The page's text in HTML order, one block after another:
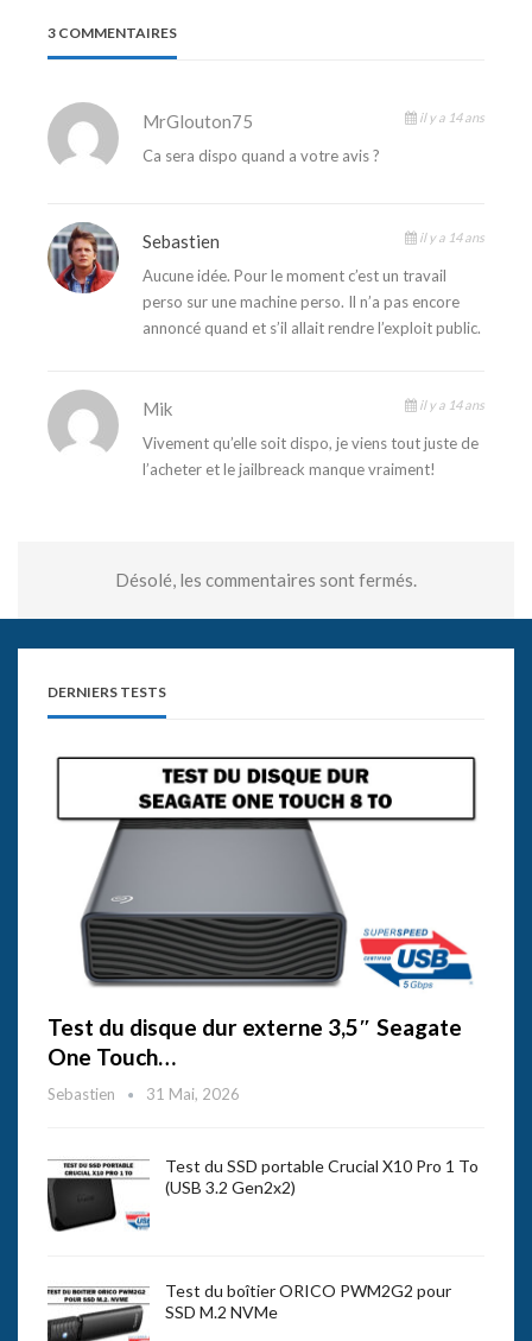
3 COMMENTAIRES
MrGlouton75 il y a 14 ans
Ca sera dispo quand a votre avis ?
Sebastien il y a 14 ans
Aucune idée. Pour le moment c’est un travail
perso sur une machine perso. Il n’a pas encore
annoncé quand et s’il allait rendre l’exploit public.
Mik il y a 14 ans
Vivement qu’elle soit dispo, je viens tout juste de
l’acheter et le jailbreack manque vraiment!
Désolé, les commentaires sont fermés.
DERNIERS TESTS
Test du disque dur externe 3,5″ Seagate
One Touch…
Sebastien 31 Mai, 2026
Test du SSD portable Crucial X10 Pro 1 To
(USB 3.2 Gen2x2)
Test du boîtier ORICO PWM2G2 pour
SSD M.2 NVMe